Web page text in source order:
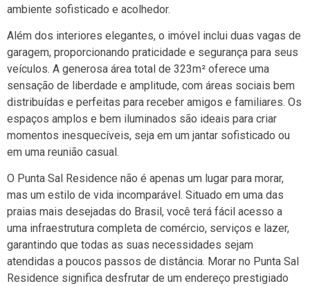
ambiente sofisticado e acolhedor.
Além dos interiores elegantes, o imóvel inclui duas vagas de
garagem, proporcionando praticidade e segurança para seus
veículos. A generosa área total de 323m² oferece uma
sensação de liberdade e amplitude, com áreas sociais bem
distribuídas e perfeitas para receber amigos e familiares. Os
espaços amplos e bem iluminados são ideais para criar
momentos inesquecíveis, seja em um jantar sofisticado ou
em uma reunião casual.
O Punta Sal Residence não é apenas um lugar para morar,
mas um estilo de vida incomparável. Situado em uma das
praias mais desejadas do Brasil, você terá fácil acesso a
uma infraestrutura completa de comércio, serviços e lazer,
garantindo que todas as suas necessidades sejam
atendidas a poucos passos de distância. Morar no Punta Sal
Residence significa desfrutar de um endereço prestigiado